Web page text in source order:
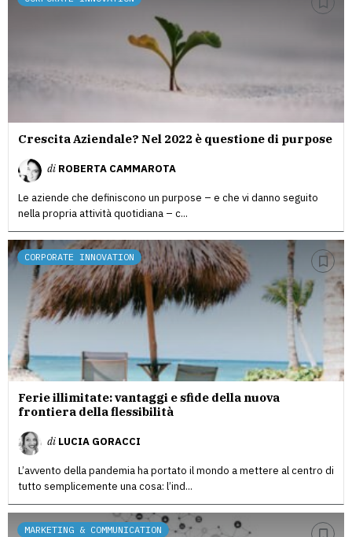
Crescita Aziendale? Nel 2022 è questione di purpose
di ROBERTA CAMMAROTA
Le aziende che definiscono un purpose – e che vi danno seguito
nella propria attività quotidiana – c...
CORPORATE INNOVATION
Ferie illimitate: vantaggi e sfide della nuova
frontiera della flessibilità
di LUCIA GORACCI
L’avvento della pandemia ha portato il mondo a mettere al centro di
tutto semplicemente una cosa: l’ind...
MARKETING & COMMUNICATION